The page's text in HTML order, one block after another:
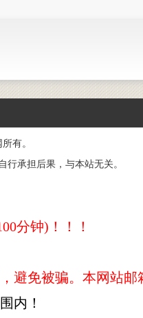
有。
承担后果，与本站无关。
分钟)！！！
避免被骗。本网站邮
内！